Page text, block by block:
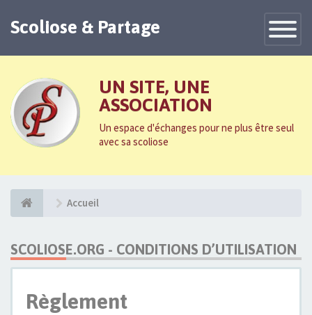
Toggle
Scoliose & Partage
UN SITE, UNE
ASSOCIATION
Un espace d'échanges pour ne plus être seul
avec sa scoliose
Accueil
SCOLIOSE.ORG - CONDITIONS D’UTILISATION
Règlement